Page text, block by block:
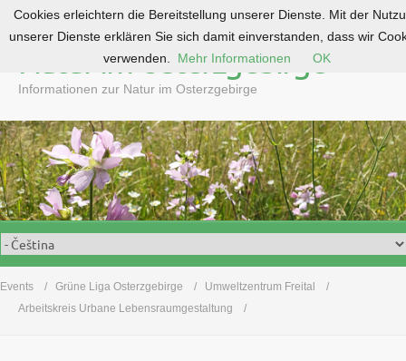
o
c
o
n
t
e
n
Natur im Osterzgebirge
Informationen zur Natur im Osterzgebirge
Events Grüne Liga Osterzgebirge
Umweltzentrum Freital
Arbeitskreis Urbane Lebensraumgestaltung
Cookies erleichtern die Bereitstellung unserer Dienste. Mit der
unserer Dienste erklären Sie sich damit einverstanden, dass wir
verwenden.
Mehr Informationen OK